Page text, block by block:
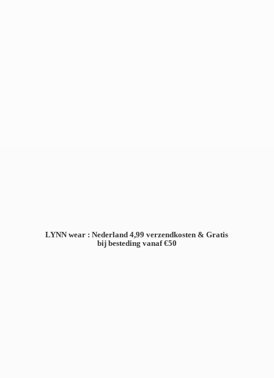
LYNN wear : Nederland 4,99 verzendkosten & Gratis
bij besteding vanaf €50